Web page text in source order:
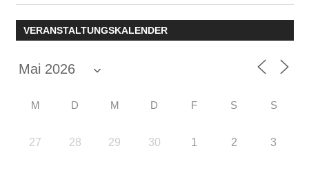
Beitrag:
VERANSTALTUNGSKALENDER
M D M D F S S
27 28 29 30 1 2 3